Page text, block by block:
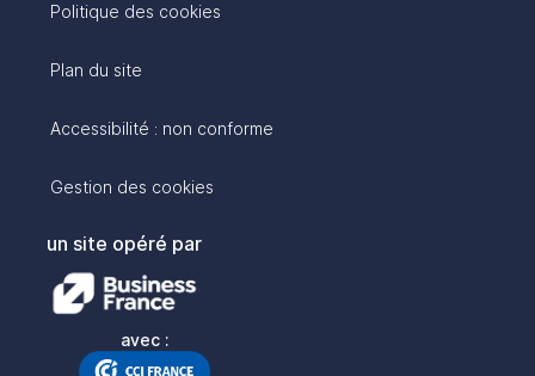
Politique des cookies
Plan du site
Accessibilité : non conforme
Gestion des cookies
un site opéré par
avec :